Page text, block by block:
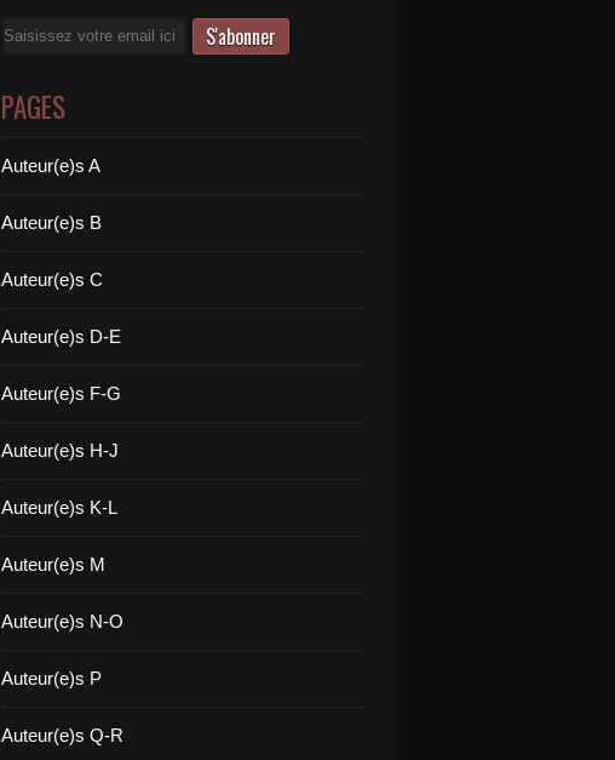
Email
PAGES
Auteur(e)s A
Auteur(e)s B
Auteur(e)s C
Auteur(e)s D-E
Auteur(e)s F-G
Auteur(e)s H-J
Auteur(e)s K-L
Auteur(e)s M
Auteur(e)s N-O
Auteur(e)s P
Auteur(e)s Q-R